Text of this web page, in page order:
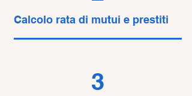
Calcolo rata di mutui e prestiti
3